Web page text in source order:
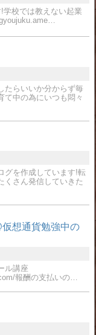
学校では教えない起業
たらいいか分からず毎
て中の為にいつも悶々
グを作成しています!転
くさん発信していきた
想通貨勉強中の
ル講座
報酬の支払いの…